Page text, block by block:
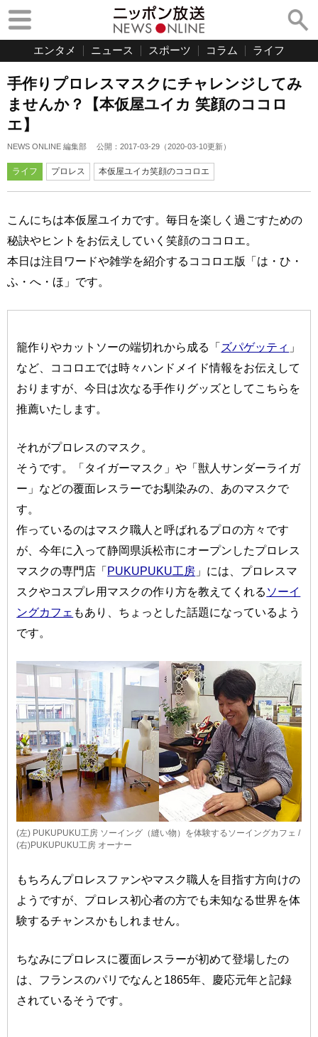
エンタメ ニュース スポーツ コラム ライフ
手作りプロレスマスクにチャレンジしてみ
ませんか？【本仮屋ユイカ 笑顔のココロ
エ】
NEWS ONLINE 編集部 公開： 2017-03-29 （2020-03-10更新）
ライフ プロレス 本仮屋ユイカ笑顔のココロエ
こんにちは本仮屋ユイカです。毎日を楽しく過ごすための
秘訣やヒントをお伝えしていく笑顔のココロエ。
本日は注目ワードや雑学を紹介するココロエ版「は・ひ・
ふ・へ・ほ」です。
籠作りやカットソーの端切れから成る「ズパゲッティ 」
など、ココロエでは時々ハンドメイド情報をお伝えして
おりますが、今日は次なる手作りグッズとしてこちらを
推薦いたします。
それがプロレスのマスク。
そうです。「タイガーマスク」や「獣人サンダーライガ
ー」などの覆面レスラーでお馴染みの、あのマスクで
す。
作っているのはマスク職人と呼ばれるプロの方々です
が、今年に入って静岡県浜松市にオープンしたプロレス
マスクの専門店「PUKUPUKU工房 」には、プロレスマ
スクやコスプレ用マスクの作り方を教えてくれる ソーイ
ングカフェ もあり、ちょっとした話題になっているよう
です。
(左) PUKUPUKU工房 ソーイング（縫い物）を体験するソーイングカフェ /
(右)PUKUPUKU工房 オーナー
もちろんプロレスファンやマスク職人を目指す方向けの
ようですが、プロレス初心者の方でも未知なる世界を体
験するチャンスかもしれません。
ちなみにプロレスに覆面レスラーが初めて登場したの
は、フランスのパリでなんと1865年、慶応元年と記録
されているそうです。